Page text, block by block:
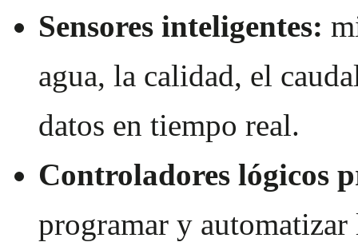
Sensores inteligentes:
agua, la calidad, el
datos en tiempo real.
Controladores lógicos
programar y automatizar